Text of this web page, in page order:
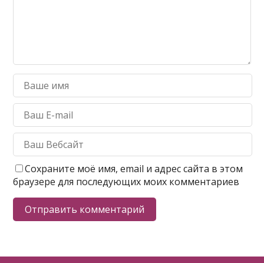
Сохраните моё имя, email и адрес сайта в этом
браузере для последующих моих комментариев